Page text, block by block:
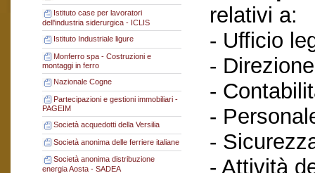
Istituto case per lavoratori
dell'industria siderurgica - ICLIS
Istituto Industriale ligure
Monferro spa - Costruzioni e
montaggi in ferro
Nazionale Cogne
Partecipazioni e gestioni immobiliari -
PAGEIM
Società acquedotti della Versilia
Società anonima delle ferriere italiane
Società anonima distribuzione
energia Aosta - SADEA
relativi a:
- Ufficio
-
-
-
-
- Attività